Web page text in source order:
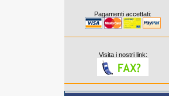
Pagamenti accettati:
Visita i nostri link: